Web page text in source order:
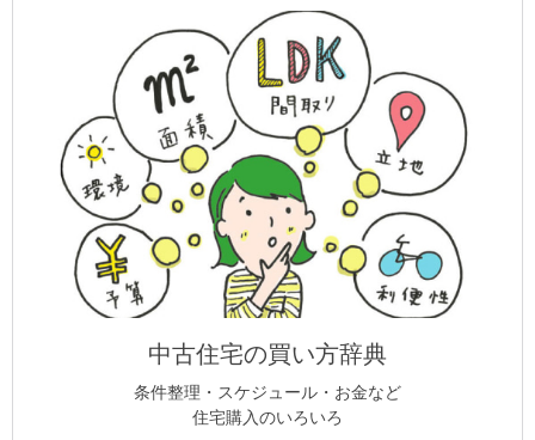
中古住宅の買い方辞典
条件整理・スケジュール・お金など
住宅購入のいろいろ